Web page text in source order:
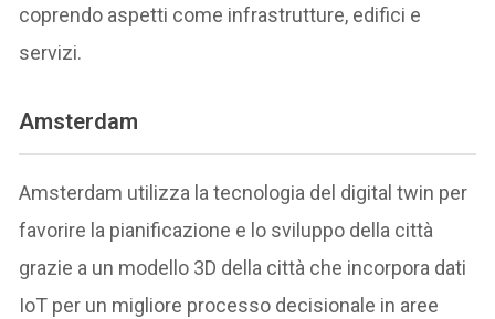
coprendo aspetti come infrastrutture, edifici e
servizi.
Amsterdam
Amsterdam utilizza la tecnologia del digital twin per
favorire la pianificazione e lo sviluppo della città
grazie a un modello 3D della città che incorpora dati
IoT per un migliore processo decisionale in aree